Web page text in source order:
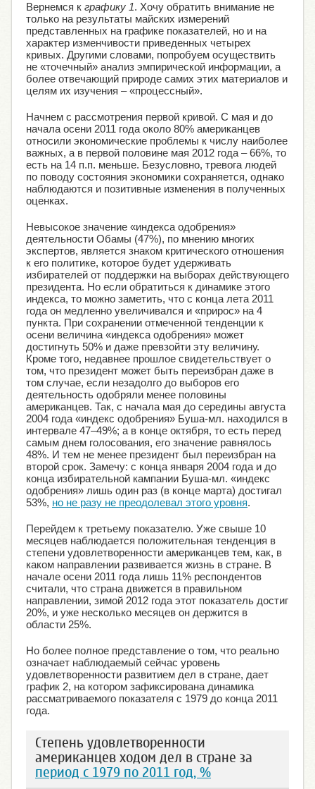
Вернемся к графику 1. Хочу обратить внимание не
только на результаты майских измерений
представленных на графике показателей, но и на
характер изменчивости приведенных четырех
кривых. Другими словами, попробуем осуществить
не «точечный» анализ эмпирической информации, а
более отвечающий природе самих этих материалов и
целям их изучения – «процессный».
Начнем с рассмотрения первой кривой. С мая и до
начала осени 2011 года около 80% американцев
относили экономические проблемы к числу наиболее
важных, а в первой половине мая 2012 года – 66%, то
есть на 14 п.п. меньше. Безусловно, тревога людей
по поводу состояния экономики сохраняется, однако
наблюдаются и позитивные изменения в полученных
оценках.
Невысокое значение «индекса одобрения»
деятельности Обамы (47%), по мнению многих
экспертов, является знаком критического отношения
к его политике, которое будет удерживать
избирателей от поддержки на выборах действующего
президента. Но если обратиться к динамике этого
индекса, то можно заметить, что с конца лета 2011
года он медленно увеличивался и «прирос» на 4
пункта. При сохранении отмеченной тенденции к
осени величина «индекса одобрения» может
достигнуть 50% и даже превзойти эту величину.
Кроме того, недавнее прошлое свидетельствует о
том, что президент может быть переизбран даже в
том случае, если незадолго до выборов его
деятельность одобряли менее половины
американцев. Так, с начала мая до середины августа
2004 года «индекс одобрения» Буша-мл. находился в
интервале 47–49%; а в конце октября, то есть перед
самым днем голосования, его значение равнялось
48%. И тем не менее президент был переизбран на
второй срок. Замечу: с конца января 2004 года и до
конца избирательной кампании Буша-мл. «индекс
одобрения» лишь один раз (в конце марта) достигал
53%, но не разу не преодолевал этого уровня.
Перейдем к третьему показателю. Уже свыше 10
месяцев наблюдается положительная тенденция в
степени удовлетворенности американцев тем, как, в
каком направлении развивается жизнь в стране. В
начале осени 2011 года лишь 11% респондентов
считали, что страна движется в правильном
направлении, зимой 2012 года этот показатель достиг
20%, и уже несколько месяцев он держится в
области 25%.
Но более полное представление о том, что реально
означает наблюдаемый сейчас уровень
удовлетворенности развитием дел в стране, дает
график 2, на котором зафиксирована динамика
рассматриваемого показателя с 1979 до конца 2011
года.
Степень удовлетворенности
американцев ходом дел в стране за
период с 1979 по 2011 год, %